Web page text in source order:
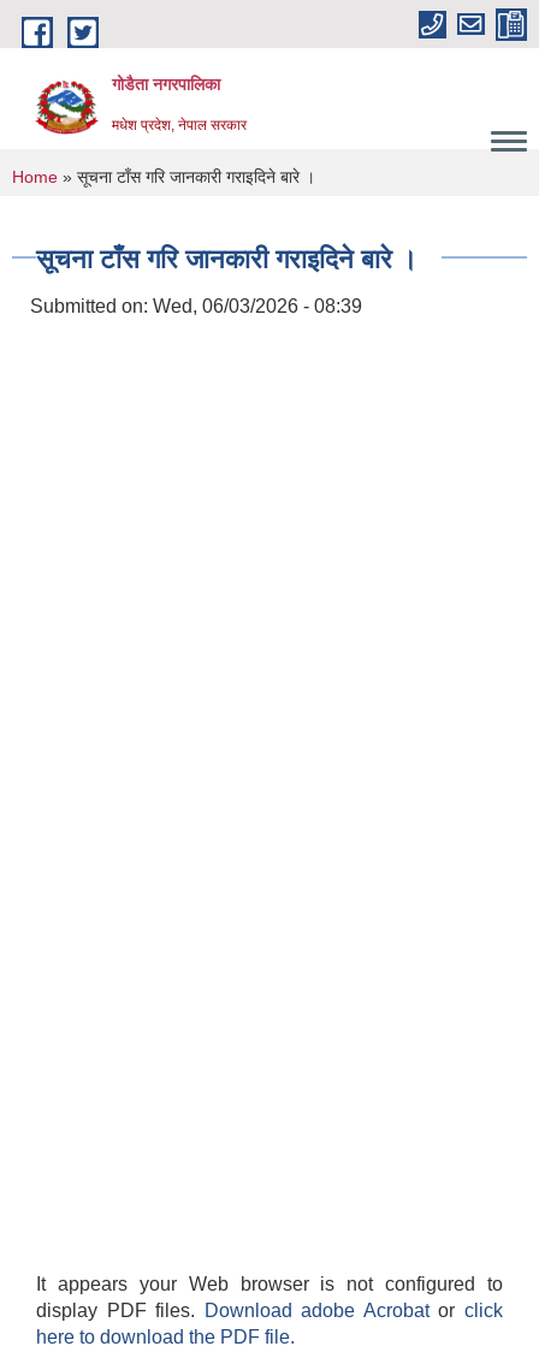
Skip to main content
गोडैता नगरपालिका
मधेश प्रदेश, नेपाल सरकार
You are here
Home » सूचना टाँस गरि जानकारी गराइदिने बारे ।
सूचना टाँस गरि जानकारी गराइदिने बारे ।
Submitted on: Wed, 06/03/2026 - 08:39
It appears your Web browser is not configured to
display PDF files.
Download adobe Acrobatorclick
here to download the PDF file.